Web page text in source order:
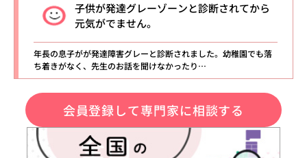
子供が発達グレーゾーンと診断されてから
元気がでません。
年長の息子がが発達障害グレーと診断されました。幼稚園でも落
ち着きがなく、先生のお話を聞けなかったり…
会員登録して専門家に相談する